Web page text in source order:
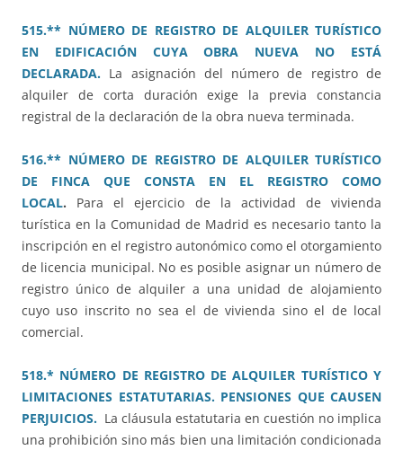
515.** NÚMERO DE REGISTRO DE ALQUILER TURÍSTICO
EN EDIFICACIÓN CUYA OBRA NUEVA NO ESTÁ
DECLARADA. La asignación del número de registro de
alquiler de corta duración exige la previa constancia
registral de la declaración de la obra nueva terminada.
516.** NÚMERO DE REGISTRO DE ALQUILER TURÍSTICO
DE FINCA QUE CONSTA EN EL REGISTRO COMO
LOCAL. Para el ejercicio de la actividad de vivienda
turística en la Comunidad de Madrid es necesario tanto la
inscripción en el registro autonómico como el otorgamiento
de licencia municipal. No es posible asignar un número de
registro único de alquiler a una unidad de alojamiento
cuyo uso inscrito no sea el de vivienda sino el de local
comercial.
518.* NÚMERO DE REGISTRO DE ALQUILER TURÍSTICO Y
LIMITACIONES ESTATUTARIAS. PENSIONES QUE CAUSEN
PERJUICIOS. La cláusula estatutaria en cuestión no implica
una prohibición sino más bien una limitación condicionada